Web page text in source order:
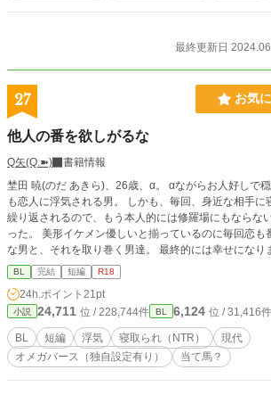
最終更新日
27 お気
他人の番を欲しがるな
Q矢(Q.➽)
書籍情報
埜田 暁(のだ あきら)、26歳、α。 αながらお人好しで穏やかな彼は、何故か何時
も恋人に浮気される男。 しかも、毎回、身近な相手に寝盗られ
繰り返されるので、もう本人的には修羅場にもならな
った。 美形イケメン優しいと揃っているのに毎回恋も番も縁が結ばれない不運
な男と、それを取り巻く男達。 最終的には幸せに
BL 完結 短編 R18
24h.ポイント 21pt
小説 24,711 位 / 228,744件 BL 6,124 位 / 31,416件
BL 短編 浮気 寝取られ（NTR）
現代
オメガバース（独自設定有り）
当て馬？